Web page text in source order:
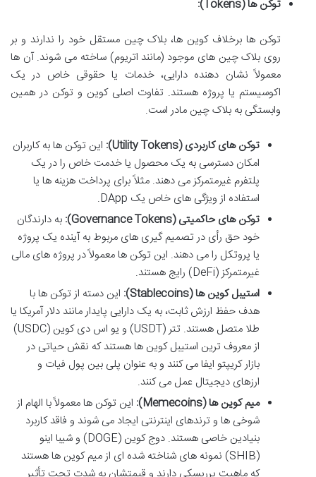
توکن ها (Tokens):
توکن ها برخلاف کوین ها، بلاک چین مستقل خود را ندارند و بر
روی بلاک چین های موجود (مانند اتریوم) ساخته می شوند. آن ها
معمولاً نشان دهنده دارایی، خدمات یا حقوقی خاص در یک
اکوسیستم یا پروژه هستند. تفاوت اصلی کوین و توکن در همین
وابستگی به بلاک چین مادر است.
توکن های کاربردی (Utility Tokens):
این توکن ها به کاربران
امکان دسترسی به یک محصول یا خدمت خاص را در یک
پلتفرم غیرمتمرکز می دهند. مثلاً برای پرداخت هزینه ها یا
استفاده از ویژگی های خاص یک DApp.
توکن های حاکمیتی (Governance Tokens):
به دارندگان
خود حق رأی در تصمیم گیری های مربوط به آینده یک پروژه
یا پروتکل را می دهند. این توکن ها معمولاً در پروژه های مالی
غیرمتمرکز (DeFi) رایج هستند.
استیبل کوین ها (Stablecoins):
این دسته از توکن ها با
هدف حفظ ارزش ثابت، به یک دارایی پایدار مانند دلار آمریکا یا
طلا متصل هستند. تتر (USDT) و یو اس دی کوین (USDC)
از معروف ترین استیبل کوین ها هستند که نقش حیاتی در
بازار کریپتو ایفا می کنند و به عنوان پلی بین پول فیات و
ارزهای دیجیتال عمل می کنند.
میم کوین ها (Memecoins):
این توکن ها معمولاً با الهام از
شوخی ها و ترندهای اینترنتی ایجاد می شوند و فاقد کاربرد
بنیادین خاصی هستند. دوج کوین (DOGE) و شیبا اینو
(SHIB) نمونه های شناخته شده ای از میم کوین ها هستند